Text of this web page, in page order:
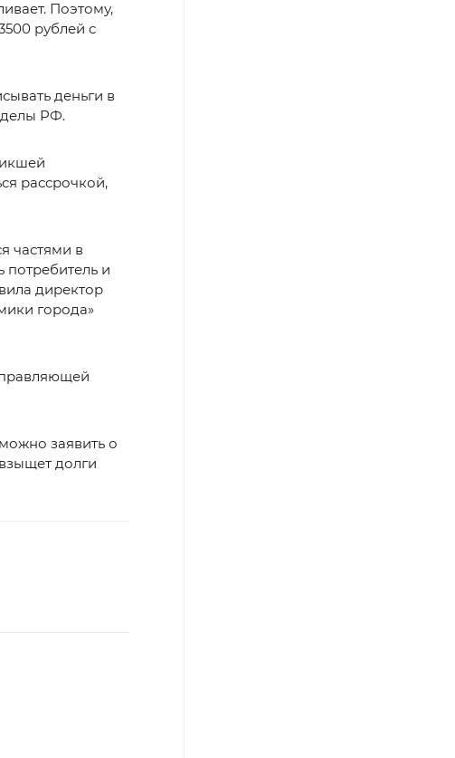
Поэтому,
рублей с
деньги в
РФ.
рассрочкой,
частями в
потребитель и
директор
города»
заявить о
долги